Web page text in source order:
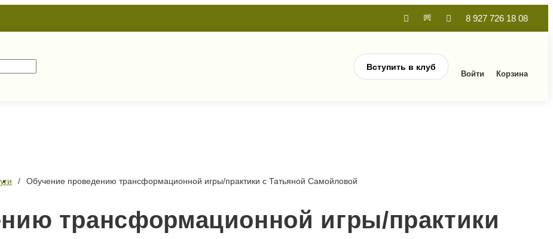
8 927 726 18 08
Вступить в клуб
Войти Корзина
Обучение проведению трансформационной игры/практики с Татьяной Самойловой
трансформационной игры/практики